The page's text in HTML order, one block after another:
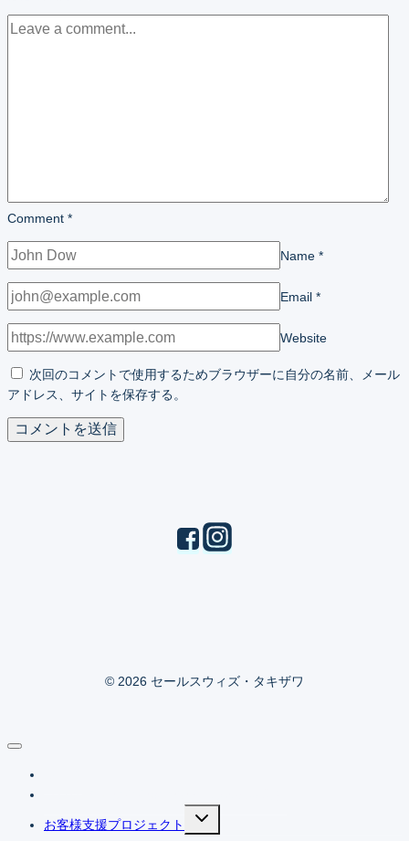
Comment *
Name *
Email *
Website
次回のコメントで使用するためブラウザーに自分の名前、メール
アドレス、サイトを保存する。
© 2026 セールスウィズ・タキザワ
お客様支援プロジェクト
Expand
child